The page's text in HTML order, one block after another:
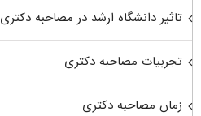
تاثیر دانشگاه ارشد در مصاحبه دکتری
تجربیات مصاحبه دکتری
زمان مصاحبه دکتری